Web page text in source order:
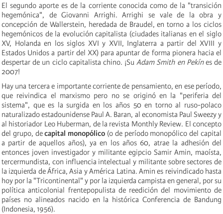
El segundo aporte es de la corriente conocida como de la "transición
hegemónica", de Giovanni Arrighi. Arrighi se vale de la obra y
concepción de Wallerstein, heredada de Braudel, en torno a los ciclos
hegemónicos de la evolución capitalista (ciudades italianas en el siglo
XV, Holanda en los siglos XVI y XVII, Inglaterra a partir del XVIII y
Estados Unidos a partir del XX) para apuntar de forma pionera hacia el
despertar de un ciclo capitalista chino. ¡SuAdam Smith en Pekínes de
2007!
Hay una tercera e importante corriente de pensamiento, en ese período,
que reivindica el marxismo pero no se originó en la "periferia del
sistema", que es la surgida en los años 50 en torno al ruso-polaco
naturalizado estadounidense Paul A. Baran, al economista Paul Sweezy y
al historiador Leo Huberman, de la revista Monthly Review. El concepto
del grupo, decapital monopólico (o de período monopólico del capital
a partir de aquellos años), ya en los años 60, atrae la adhesión del
entonces joven investigador y militante egipcio Samir Amin, maoísta,
tercermundista, con influencia intelectual y militante sobre sectores de
la izquierda de África, Asia y América Latina. Amin es reivindicado hasta
hoy por la "Tricontinental" y por la izquierda campista en general, por su
política anticolonial frentepopulista de reedición del movimiento de
países no alineados nacido en la histórica Conferencia de Bandung
(Indonesia, 1956).